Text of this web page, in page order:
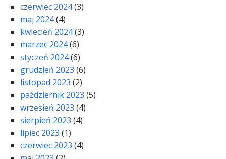
czerwiec 2024(3)
maj 2024(4)
kwiecień 2024(3)
marzec 2024(6)
styczeń 2024(6)
grudzień 2023 (6)
listopad 2023 (2)
październik 2023 (5)
wrzesień 2023 (4)
sierpień 2023 (4)
lipiec 2023 (1)
czerwiec 2023 (4)